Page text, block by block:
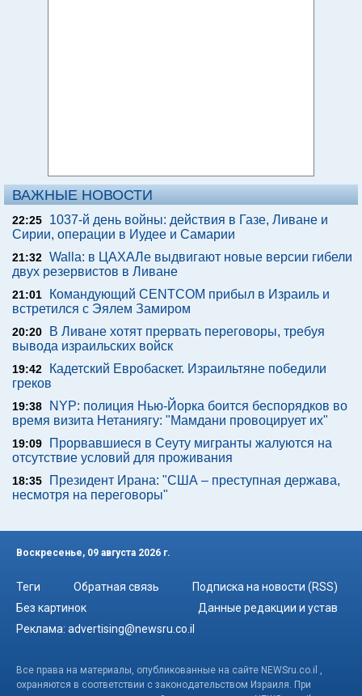
ВАЖНЫЕ НОВОСТИ
22:25
1037-й день войны: действия в Газе, Ливане и
Сирии, операции в Иудее и Самарии
21:32 Walla: в ЦАХАЛе выдвигают новые версии гибели
двух резервистов в Ливане
21:01
Командующий CENTCOM прибыл в Израиль и
встретился с Эялем Замиром
20:20
В Ливане хотят прервать переговоры, требуя
вывода израильских войск
19:42
Кадетский Евробаскет. Израильтяне победили
греков
19:38
NYP: полиция Нью-Йорка боится беспорядков во
время визита Нетаниягу: "Мамдани провоцирует их"
19:09
Прорвавшиеся в Сеуту мигранты жалуются на
отсутствие условий для проживания
18:35
Президент Ирана: "США – преступная держава,
несмотря на переговоры"
Воскресенье, 09 августа 2026 г.
Теги Обратная связь
Подписка на новости (RSS)
Без картинок
Данные редакции и устав
Реклама: advertising@newsru.co.il
Все права на материалы, опубликованные на сайте NEWSru.co.il ,
охраняются в соответствии с законодательством Израиля. При